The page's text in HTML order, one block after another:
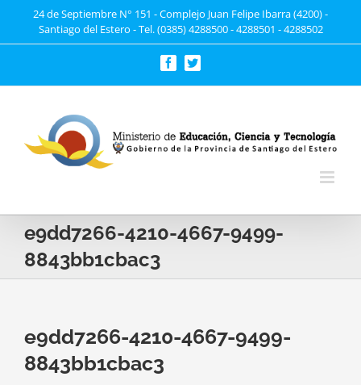
24 de Septiembre N° 151 - Complejo Juan Felipe Ibarra (4200) -
Santiago del Estero - Tel. (0385) 4288500 - 4288501 - 4288502
FacebookTwitter
e9dd7266-4210-4667-9499-
8843bb1cbac3
e9dd7266-4210-4667-9499-
8843bb1cbac3